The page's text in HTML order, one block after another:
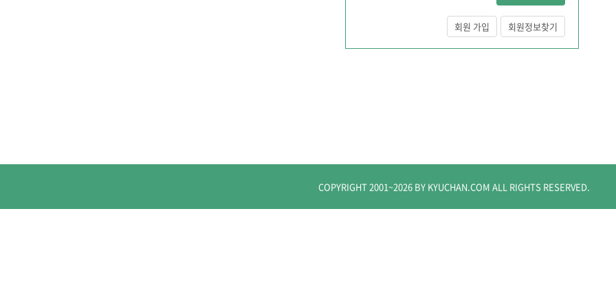
회원 가입 회원정보찾기
COPYRIGHT 2001~2026BY KYUCHAN.COM ALL RIGHTS RESERVED.